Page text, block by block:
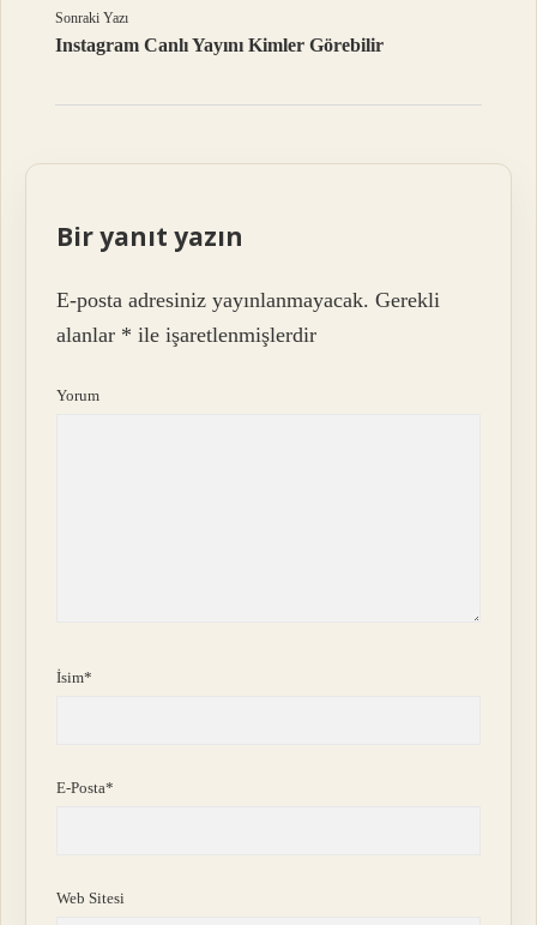
Sonraki Yazı
Instagram Canlı Yayını Kimler Görebilir
Bir yanıt yazın
E-posta adresiniz yayınlanmayacak. Gerekli
alanlar * ile işaretlenmişlerdir
Yorum
İsim*
E-Posta*
Web Sitesi